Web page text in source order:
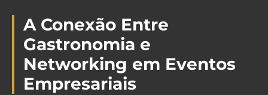
A Conexão Entre
Gastronomia e
Networking em Eventos
Empresariais